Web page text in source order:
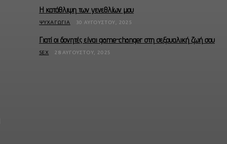
Η κατάθλιψη των γενεθλίων μου
ΨΥΧΑΓΩΓΊΑ 30 ΑΥΓΟΎΣΤΟΥ, 2025
Γιατί οι δονητές είναι game-changer στη σεξουαλική ζωή σου
SEX 28 ΑΥΓΟΎΣΤΟΥ, 2025